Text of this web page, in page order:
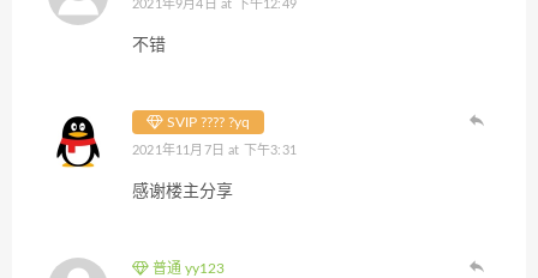
2021年9月4日 at 下午12:49
不错
SVIP ???? ?yq
2021年11月7日 at 下午3:31
感谢楼主分享
普通 yy123